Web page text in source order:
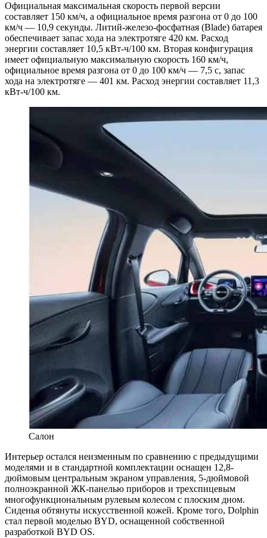
Официальная максимальная скорость первой версии
составляет 150 км/ч, а официальное время разгона от 0 до 100
км/ч — 10,9 секунды. Литий-железо-фосфатная (Blade) батарея
обеспечивает запас хода на электротяге 420 км. Расход
энергии составляет 10,5 кВт-ч/100 км. Вторая конфигурация
имеет официальную максимальную скорость 160 км/ч,
официальное время разгона от 0 до 100 км/ч — 7,5 с, запас
хода на электротяге — 401 км. Расход энергии составляет 11,3
кВт-ч/100 км.
Салон
Интерьер остался неизменным по сравнению с предыдущими
моделями и в стандартной комплектации оснащен 12,8-
дюймовым центральным экраном управления, 5-дюймовой
полноэкранной ЖК-панелью приборов и трехспицевым
многофункциональным рулевым колесом с плоским дном.
Сиденья обтянуты искусственной кожей. Кроме того, Dolphin
стал первой моделью BYD, оснащенной собственной
разработкой BYD OS.